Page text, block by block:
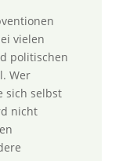
vielen
politischen
Wer
sich selbst
nicht